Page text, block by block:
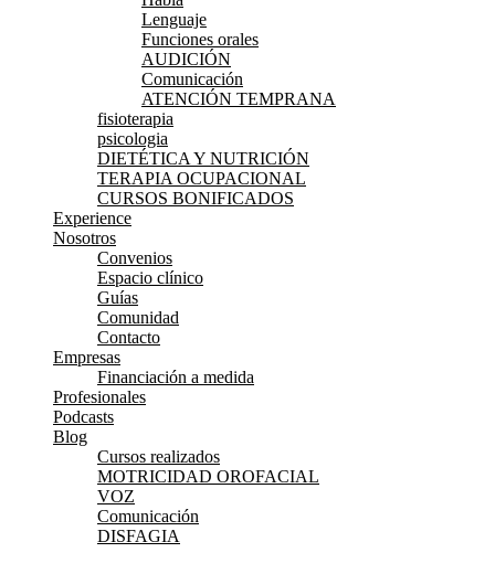
Lenguaje
Funciones orales
AUDICIÓN
Comunicación
ATENCIÓN TEMPRANA
fisioterapia
psicologia
DIETÉTICA Y NUTRICIÓN
TERAPIA OCUPACIONAL
CURSOS BONIFICADOS
Experience
Nosotros
Convenios
Espacio clínico
Guías
Comunidad
Contacto
Empresas
Financiación a medida
Profesionales
Podcasts
Blog
Cursos realizados
MOTRICIDAD OROFACIAL
VOZ
Comunicación
DISFAGIA